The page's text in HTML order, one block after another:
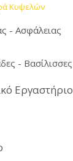
Κυψελών
- Ασφάλειας
- Βασίλισσες
Εργαστήριο